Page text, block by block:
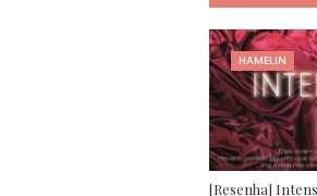
HAMELIN
[Resenha]